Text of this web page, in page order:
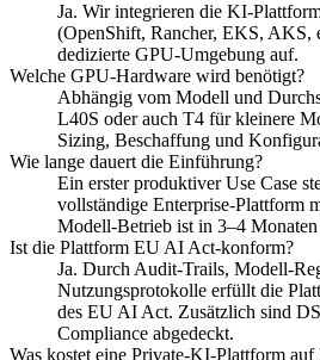
Ja. Wir integrieren die KI-
(OpenShift, Rancher, EKS, AKS,
dedizierte GPU-Umgebung auf.
Welche GPU-Hardware wird benötigt?
Abhängig vom Modell und
L40S oder auch T4 für kleinere
Sizing, Beschaffung und
Wie lange dauert die Einführung?
Ein erster produktiver Use Case
vollständige Enterprise-Plattform
Modell-Betrieb ist in 3–4 Monaten
Ist die Plattform EU AI Act-konform?
Ja. Durch Audit-Trails, Modell-
Nutzungsprotokolle erfüllt die
des EU AI Act. Zusätzlich sind
Compliance abgedeckt.
Was kostet eine Private-KI-Plattform auf